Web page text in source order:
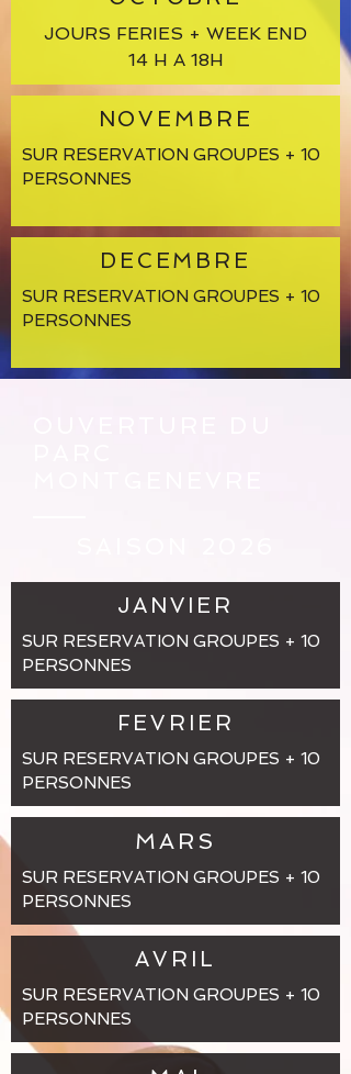
JOURS FERIES + WEEK END
14 H A 18H
SUR RESERVATION GROUPES + 10
PERSONNES
NOVEMBRE
SUR RESERVATION GROUPES + 10
PERSONNES
DECEMBRE
SUR RESERVATION GROUPES + 10
PERSONNES
JANVIER
SUR RESERVATION GROUPES + 10
PERSONNES
FEVRIER
SUR RESERVATION GROUPES + 10
PERSONNES
MARS
SUR RESERVATION GROUPES + 10
PERSONNES
AVRIL